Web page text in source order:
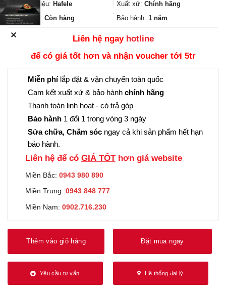
135.000₫.là:
101.000₫.
Thương hiệu: Hafele Xuất xứ: Chính hãng
Trạng thái: Còn hàng Bảo hành: 1 năm
Liên hệ ngay hotline
để có giá tốt hơn và nhận voucher tới 5tr
Miễn phílắp đặt & vận chuyển toàn quốc
Cam kết xuất xứ & bảo hành chính hãng
Thanh toán linh hoạt - có trả góp
Bảo hành 1 đổi 1 trong vòng 3 ngày
Sửa chữa, Chăm sóc ngay cả khi sản phẩm hết hạn
bảo hành.
Liên hệ để có GIÁ TỐThơn giá website
Miền Bắc: 0943 980 890
Miền Trung: 0943 848 777
Miền Nam: 0902.716.230
Thêm vào giỏ hàng Đặt mua ngay
Yêu cầu tư vấn Hệ thống đại lý
✕